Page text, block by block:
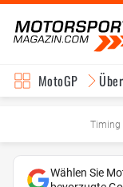
MotoGP
Timing
Wählen Sie